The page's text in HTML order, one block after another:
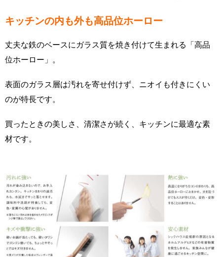
キッチンの内も外も高品位ホーロー
丈夫な鉄のベースにガラス質を焼き付けて生まれる「高品
位ホーロー」。
表面のガラス層は汚れを寄せ付けず、ニオイも付きにくい
のが特長です。
買ったときの美しさ、清潔さが続く、キッチンに最適な素
材です。